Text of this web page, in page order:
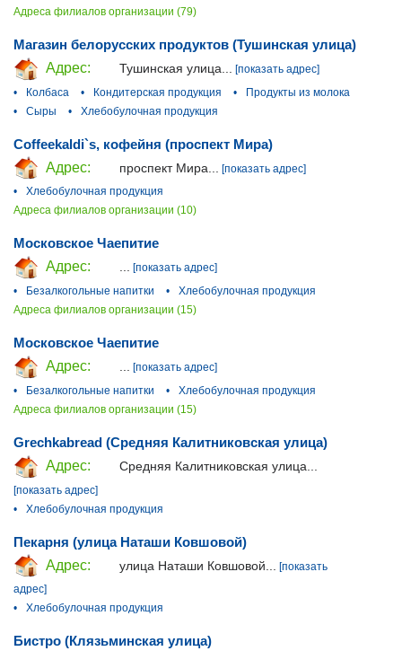
Адреса филиалов организации (79)
Магазин белорусских продуктов (Тушинская улица)
Адрес:
Тушинская улица...
[показать адрес]
•
Колбаса • Кондитерская продукция •
Продукты из молока
•
Сыры • Хлебобулочная продукция
Coffeekaldi`s, кофейня (проспект Мира)
Адрес:
проспект Мира...
[показать адрес]
•
Хлебобулочная продукция
Адреса филиалов организации (10)
Московское Чаепитие
Адрес:
... [показать адрес]
•
Безалкогольные напитки •
Хлебобулочная продукция
Адреса филиалов организации (15)
Московское Чаепитие
Адрес:
[показать адрес]
•
Безалкогольные напитки •
Хлебобулочная продукция
Адреса филиалов организации (15)
Grechkabread (Средняя Калитниковская улица)
Адрес:
Средняя Калитниковская улица...
[показать адрес]
•
Хлебобулочная продукция
Пекарня (улица Наташи Ковшовой)
Адрес:
улица Наташи Ковшовой...
[показать
адрес]
•
Хлебобулочная продукция
Бистро (Клязьминская улица)